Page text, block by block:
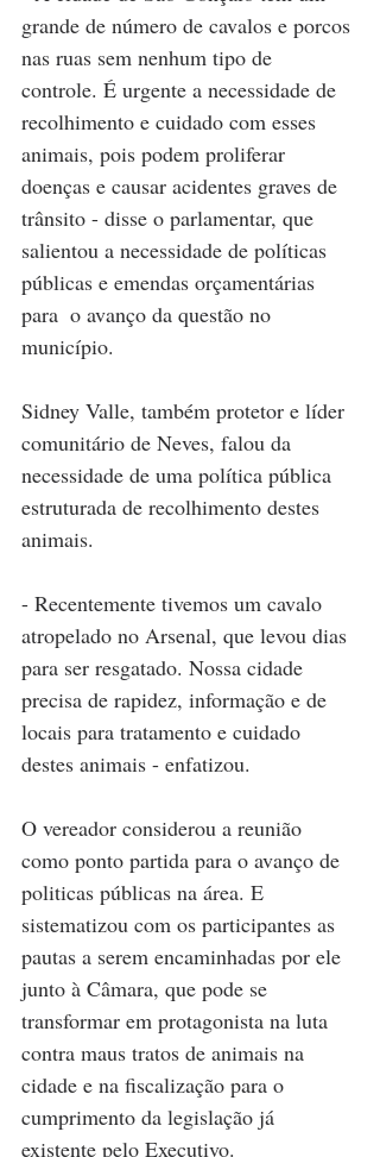
grande de número de cavalos e porcos
nas ruas sem nenhum tipo de
controle. É urgente a necessidade de
recolhimento e cuidado com esses
animais, pois podem proliferar
doenças e causar acidentes graves de
trânsito - disse o parlamentar, que
salientou a necessidade de políticas
públicas e emendas orçamentárias
para  o avanço da questão no
município.
Sidney Valle, também protetor e líder
comunitário de Neves, falou da
necessidade de uma política pública
estruturada de recolhimento destes
animais.
- Recentemente tivemos um cavalo
atropelado no Arsenal, que levou dias
para ser resgatado. Nossa cidade
precisa de rapidez, informação e de
locais para tratamento e cuidado
destes animais - enfatizou.
O vereador considerou a reunião
como ponto partida para o avanço de
politicas públicas na área. E
sistematizou com os participantes as
pautas a serem encaminhadas por ele
junto à Câmara, que pode se
transformar em protagonista na luta
contra maus tratos de animais na
cidade e na fiscalização para o
cumprimento da legislação já
existente pelo Executivo.